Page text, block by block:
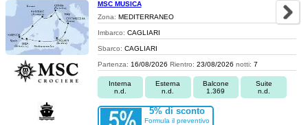
MSC MUSICA
Zona: MEDITERRANEO
Imbarco: CAGLIARI
Sbarco: CAGLIARI
Partenza: 16/08/2026 Rientro: 23/08/2026 notti: 7
Interna
n.d.
Esterna
n.d.
Balcone
1.369
Suite
n.d.
5% di sconto
Formula il preventivo